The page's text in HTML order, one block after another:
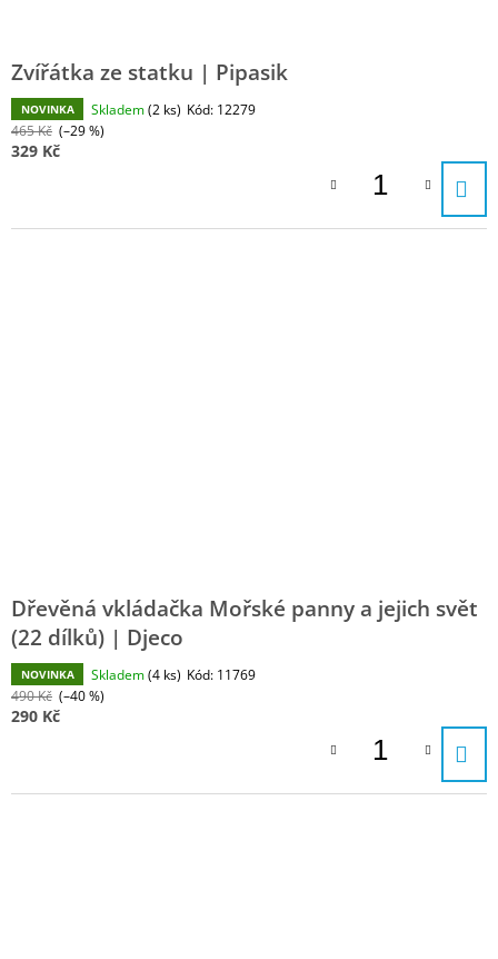
Zvířátka ze statku | Pipasik
NOVINKA Skladem(2 ks) Kód: 12279
465 Kč (–29 %)
329 Kč
Dřevěná vkládačka Mořské panny a jejich svět
(22 dílků) | Djeco
NOVINKA Skladem(4 ks) Kód: 11769
490 Kč (–40 %)
290 Kč